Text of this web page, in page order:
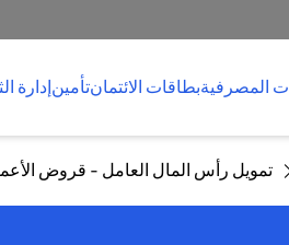
المصرفيةبطاقات الائتمانتأمينإدارة
تمويل رأس المال العامل - قروض